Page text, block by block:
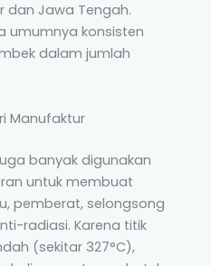
dan Jawa Tengah.
umumnya konsisten
dalam jumlah
Manufaktur
banyak digunakan
untuk membuat
pemberat, selongsong
radiasi. Karena titik
(sekitar 327°C),